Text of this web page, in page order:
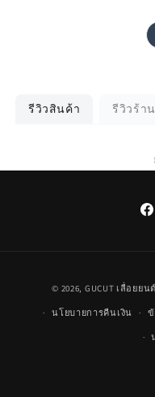
รีวิวสินค้า รีวิวร้าน
© 2026, GUCUT เลื่อยย
นโยบายการคืนเงิน